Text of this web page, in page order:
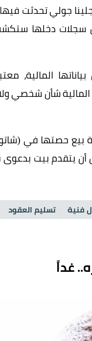
جولي تحدثت
سجلات دخلها
المالية،
شأن شخصي ولا
أن يتقدم بيت
فنية تسليم العقود
غداً